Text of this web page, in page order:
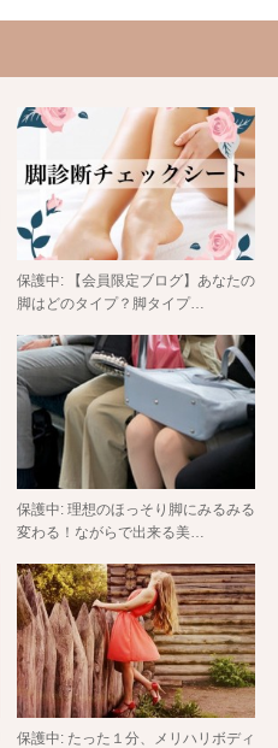
保護中: 【会員限定ブログ】あなたの
脚はどのタイプ？脚タイプ…
保護中: 理想のほっそり脚にみるみる
変わる！ながらで出来る美…
保護中: たった１分、メリハリボディ